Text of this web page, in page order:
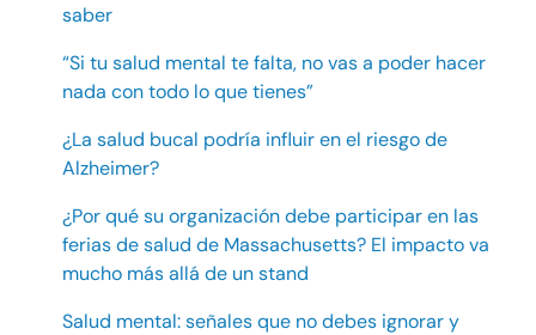
saber
“Si tu salud mental te falta, no vas a poder hacer
nada con todo lo que tienes”
¿La salud bucal podría influir en el riesgo de
Alzheimer?
¿Por qué su organización debe participar en las
ferias de salud de Massachusetts? El impacto va
mucho más allá de un stand
Salud mental: señales que no debes ignorar y